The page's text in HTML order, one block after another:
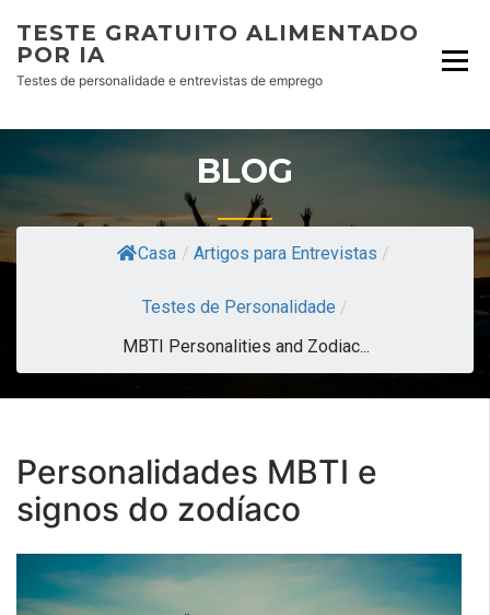
TESTE GRATUITO ALIMENTADO
POR IA
Testes de personalidade e entrevistas de emprego
BLOG
Casa / Artigos para Entrevistas /
Testes de Personalidade /
MBTI Personalities and Zodiac...
Personalidades MBTI e
signos do zodíaco